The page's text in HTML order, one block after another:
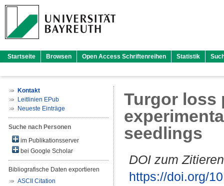
Startseite Browsen Open Access Schriftenreihen Statistik
Kontakt
Leitlinien EPub
Neueste Einträge
Suche nach Personen
im Publikationsserver
bei Google Scholar
Bibliografische Daten exportieren
ASCII Citation
Turgor loss
seedlings
DOI zum
https://doi.org/